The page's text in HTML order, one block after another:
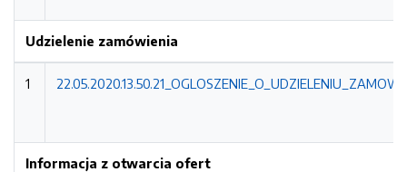
Udzielenie zamówienia
1
Informacja z otwarcia ofert